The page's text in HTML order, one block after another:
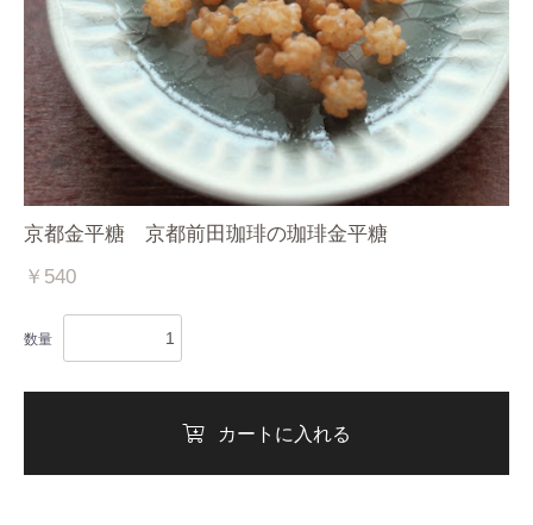
京都金平糖 京都前田珈琲の珈琲金平糖
￥540
数量
カートに入れる